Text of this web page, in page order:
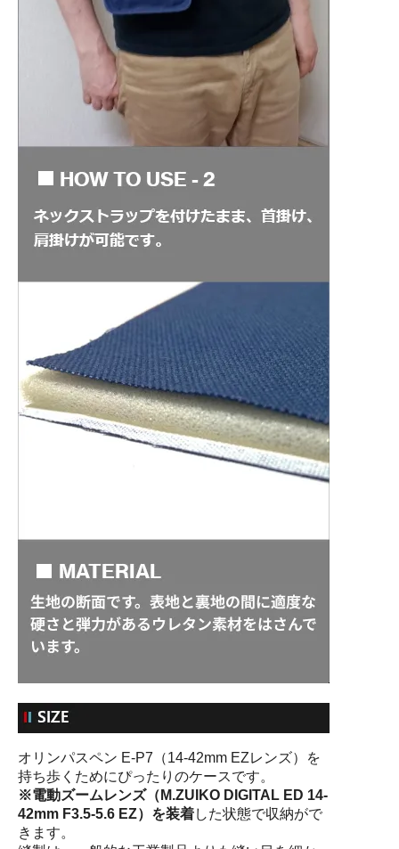
オリンパスペン E-P7（14-42mm EZレンズ）を
持ち歩くためにぴったりのケースです。
※電動ズームレンズ（M.ZUIKO DIGITAL ED 14-
42mm F3.5-5.6 EZ）を装着した状態で収納がで
きます。